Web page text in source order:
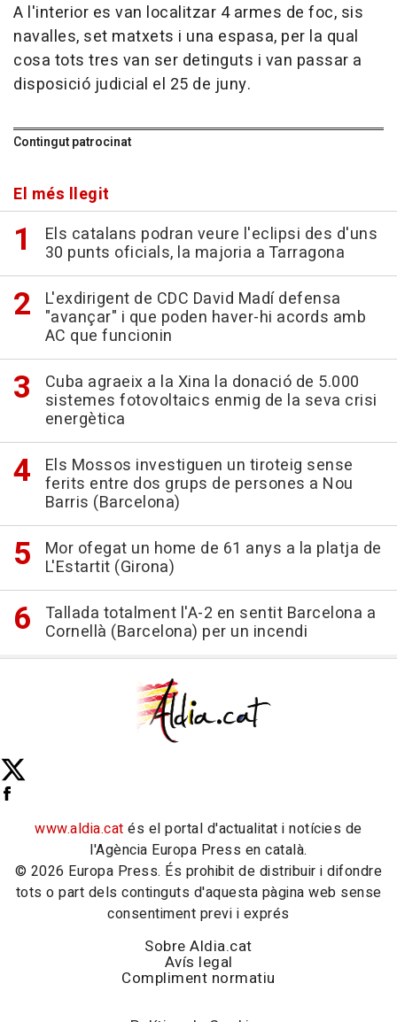
A l'interior es van localitzar 4 armes de foc, sis
navalles, set matxets i una espasa, per la qual
cosa tots tres van ser detinguts i van passar a
disposició judicial el 25 de juny.
Contingut patrocinat
El més llegit
Els catalans podran veure l'eclipsi des d'uns
30 punts oficials, la majoria a Tarragona
L'exdirigent de CDC David Madí defensa
"avançar" i que poden haver-hi acords amb
AC que funcionin
Cuba agraeix a la Xina la donació de 5.000
sistemes fotovoltaics enmig de la seva crisi
energètica
Els Mossos investiguen un tiroteig sense
ferits entre dos grups de persones a Nou
Barris (Barcelona)
Mor ofegat un home de 61 anys a la platja de
L'Estartit (Girona)
Tallada totalment l'A-2 en sentit Barcelona a
Cornellà (Barcelona) per un incendi
www.aldia.cat és el portal d'actualitat i notícies de
l'Agència Europa Press en català.
© 2026 Europa Press. És prohibit de distribuir i difondre
tots o part dels continguts d'aquesta pàgina web sense
consentiment previ i exprés
Sobre Aldia.cat
Avís legal
Compliment normatiu